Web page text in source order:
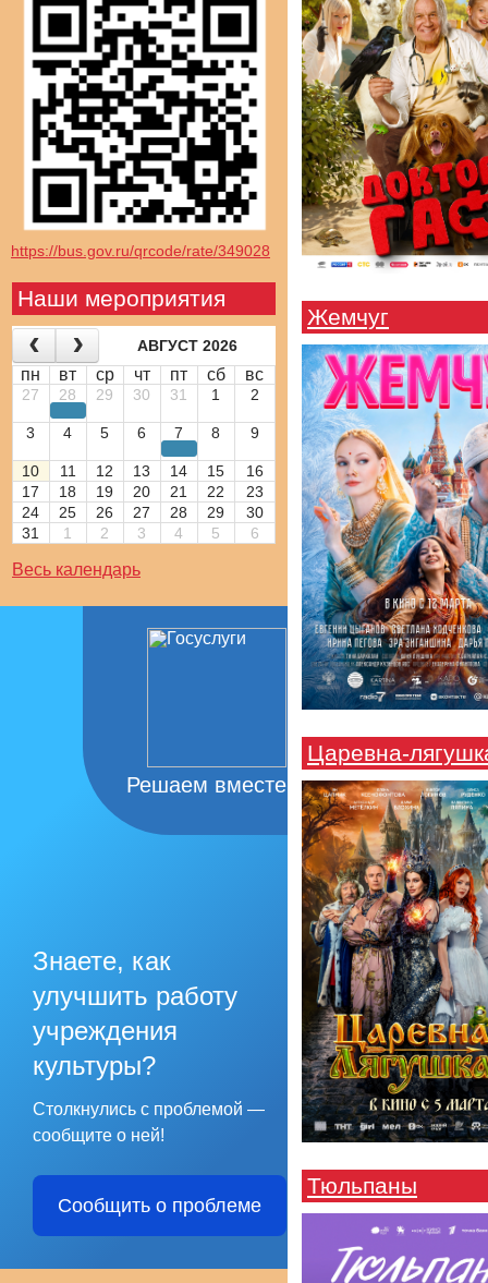
https://bus.gov.ru/qrcode/rate/349028
Наши мероприятия
АВГУСТ 2026
пн вт ср чт пт сб вс
27 28 29 30 31 1 2
3 4 5 6 7 8 9
10 11 12 13 14 15
16
17
18 19 20 21 22
23
24
25 26 27 28 29
30
31
1 2 3 4 5 6
Весь календарь
Решаем вместе
Знаете, как
улучшить работу
учреждения
культуры?
Столкнулись с проблемой —
сообщите о ней!
Сообщить о проблеме
Жемчуг
Царевна-
Тюльпаны